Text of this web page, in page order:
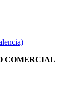
COMERCIAL